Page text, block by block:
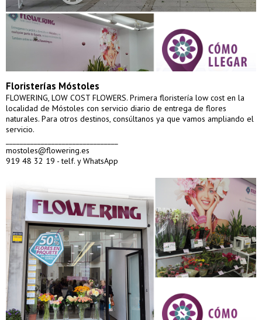
Floristerías Móstoles
FLOWERING, LOW COST FLOWERS. Primera floristería low cost en la
localidad de Móstoles con servicio diario de entrega de flores
naturales. Para otros destinos, consúltanos ya que vamos ampliando el
servicio.
mostoles@flowering.es
919 48 32 19 - telf. y WhatsApp